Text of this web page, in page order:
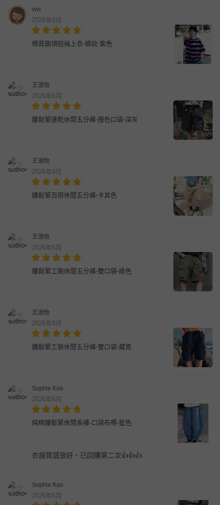
vivi
2026年6月
棉質圓領短袖上衣-條紋-紫色
王洏怡
2026年6月
腰鬆緊速乾休閒五分褲-撞色口袋-深灰
王洏怡
2026年6月
腰鬆緊百搭休閒五分褲-卡其色
王洏怡
2026年6月
腰鬆緊工裝休閒五分褲-雙口袋-綠色
王洏怡
2026年6月
腰鬆緊工裝休閒五分褲-雙口袋-藏青
Sophie Kuo
2026年6月
純棉腰鬆緊休閒長褲-口袋布標-藍色
衣服質感很好，已回購第二次👍👍👍
Sophie Kuo
2026年6月